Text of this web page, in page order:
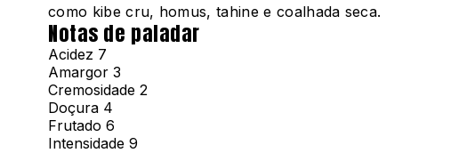
como kibe cru, homus, tahine e coalhada seca.
Notas de paladar
Acidez 7
Amargor 3
Cremosidade 2
Doçura 4
Frutado 6
Intensidade 9